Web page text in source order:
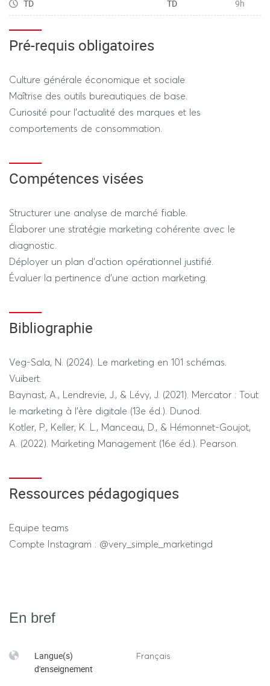
TD TD 9h
Pré-requis obligatoires
Culture générale économique et sociale.
Maîtrise des outils bureautiques de base.
Curiosité pour l'actualité des marques et les
comportements de consommation.
Compétences visées
Structurer une analyse de marché fiable.
Élaborer une stratégie marketing cohérente avec le
diagnostic.
Déployer un plan d'action opérationnel justifié.
Évaluer la pertinence d'une action marketing.
Bibliographie
Veg-Sala, N. (2024). Le marketing en 101 schémas.
Vuibert.
Baynast, A., Lendrevie, J., & Lévy, J. (2021). Mercator : Tout
le marketing à l'ère digitale (13e éd.). Dunod.
Kotler, P., Keller, K. L., Manceau, D., & Hémonnet-Goujot,
A. (2022). Marketing Management (16e éd.). Pearson.
Ressources pédagogiques
Equipe teams
Compte Instagram : @very_simple_marketingd
En bref
Langue(s)
d'enseignement
Français